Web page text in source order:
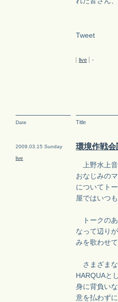
Tweet
live -
Date Title
2009.03.15 Sunday
live
環境作戦会
上野水上音
おなじみの
についてト
屋ではいつ
トークのあ
なって辺り
みを歌わせ
さまざまな
HARQUAと
身に背負い
意を払わず